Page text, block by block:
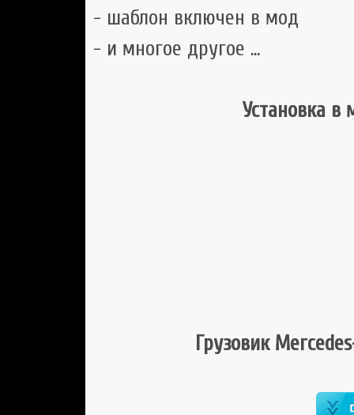
- шаблон включен в мод
- и многое другое ...
Установка
Грузовик